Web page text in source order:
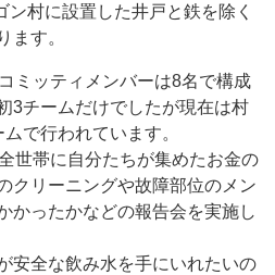
村に設置した井戸と鉄を除く
ます。
ミッティメンバーは8名で構成
3チームだけでしたが現在は村
で行われています。
世帯に自分たちが集めたお金の
クリーニングや故障部位のメン
かったかなどの報告会を実施し
安全な飲み水を手にいれたいの